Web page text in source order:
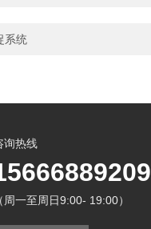
系统
询热线
（周一至周日9:00- 19:00）